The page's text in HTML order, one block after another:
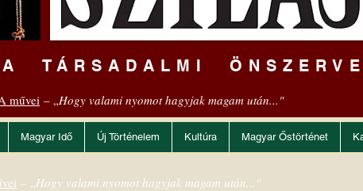
A TÁRSADALMI
művei – „Hogy valami nyomot hagyjak magam után..."
Magyar Idő Új Történelem Kultúra Magyar Őstörténet
– „Hogy valami nyomot hagyjak magam után..."